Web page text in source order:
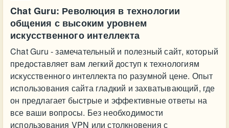
Chat Guru: Революция в технологии
общения с высоким уровнем
искусственного интеллекта
Chat Guru - замечательный и полезный сайт, который
предоставляет вам легкий доступ к технологиям
искусственного интеллекта по разумной цене. Опыт
использования сайта гладкий и захватывающий, где
он предлагает быстрые и эффективные ответы на
все ваши вопросы. Без необходимости
использования VPN или столкновения с